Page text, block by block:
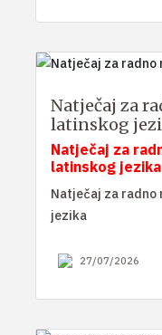
Natječaj za
latinskog
Natječaj za
latinskog jezika
Natječaj za radno
jezika
27/07/2026